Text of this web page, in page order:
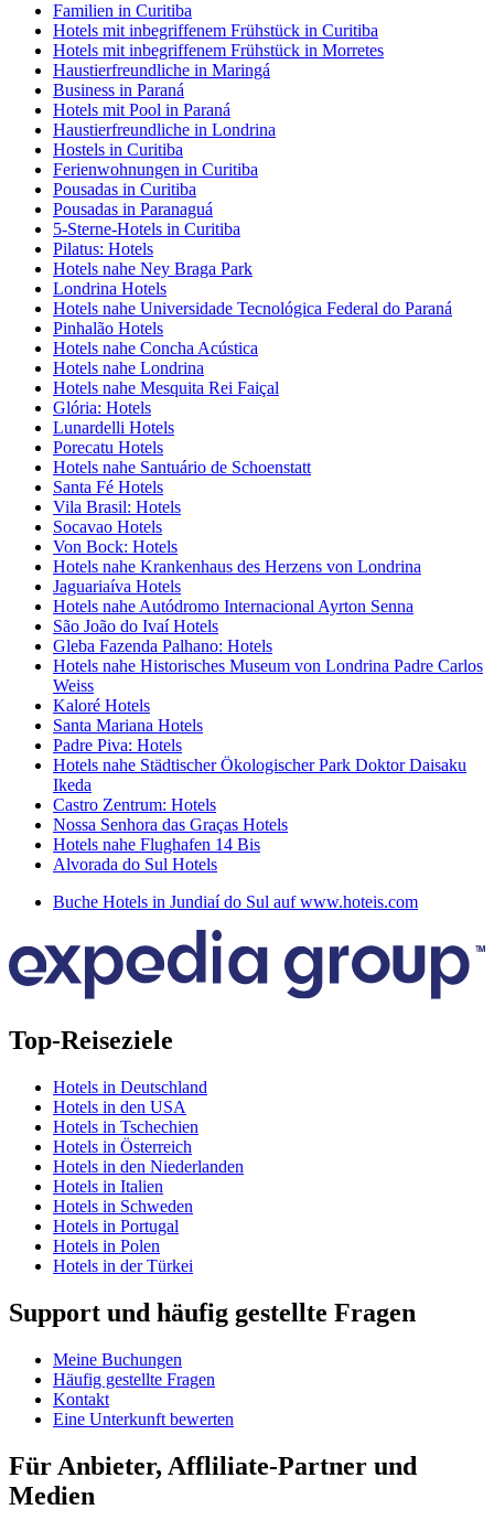
Familien in Curitiba
Hotels mit inbegriffenem Frühstück in Curitiba
Hotels mit inbegriffenem Frühstück in Morretes
Haustierfreundliche in Maringá
Business in Paraná
Hotels mit Pool in Paraná
Haustierfreundliche in Londrina
Hostels in Curitiba
Ferienwohnungen in Curitiba
Pousadas in Curitiba
Pousadas in Paranaguá
5-Sterne-Hotels in Curitiba
Pilatus: Hotels
Hotels nahe Ney Braga Park
Londrina Hotels
Hotels nahe Universidade Tecnológica Federal do Paraná
Pinhalão Hotels
Hotels nahe Concha Acústica
Hotels nahe Londrina
Hotels nahe Mesquita Rei Faiçal
Glória: Hotels
Lunardelli Hotels
Porecatu Hotels
Hotels nahe Santuário de Schoenstatt
Santa Fé Hotels
Vila Brasil: Hotels
Socavao Hotels
Von Bock: Hotels
Hotels nahe Krankenhaus des Herzens von Londrina
Jaguariaíva Hotels
Hotels nahe Autódromo Internacional Ayrton Senna
São João do Ivaí Hotels
Gleba Fazenda Palhano: Hotels
Hotels nahe Historisches Museum von Londrina Padre Carlos
Weiss
Kaloré Hotels
Santa Mariana Hotels
Padre Piva: Hotels
Hotels nahe Städtischer Ökologischer Park Doktor Daisaku
Ikeda
Castro Zentrum: Hotels
Nossa Senhora das Graças Hotels
Hotels nahe Flughafen 14 Bis
Alvorada do Sul Hotels
Buche Hotels in Jundiaí do Sul auf www.hoteis.com
Top-Reiseziele
Hotels in Deutschland
Hotels in den USA
Hotels in Tschechien
Hotels in Österreich
Hotels in den Niederlanden
Hotels in Italien
Hotels in Schweden
Hotels in Portugal
Hotels in Polen
Hotels in der Türkei
Support und häufig gestellte Fragen
Meine Buchungen
Häufig gestellte Fragen
Kontakt
Eine Unterkunft bewerten
Für Anbieter, Affliliate-Partner und
Medien